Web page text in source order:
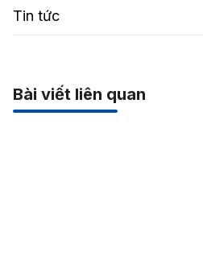
Tin tức
Bài viết liên quan